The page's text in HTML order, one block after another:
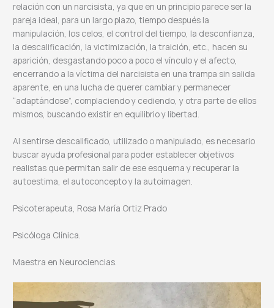
relación con un narcisista, ya que en un principio parece ser la
pareja ideal, para un largo plazo, tiempo después la
manipulación, los celos, el control del tiempo, la desconfianza,
la descalificación, la victimización, la traición, etc., hacen su
aparición, desgastando poco a poco el vínculo y el afecto,
encerrando a la víctima del narcisista en una trampa sin salida
aparente, en una lucha de querer cambiar y permanecer
“adaptándose”, complaciendo y cediendo, y otra parte de ellos
mismos, buscando existir en equilibrio y libertad.
Al sentirse descalificado, utilizado o manipulado, es necesario
buscar ayuda profesional para poder establecer objetivos
realistas que permitan salir de ese esquema y recuperar la
autoestima, el autoconcepto y la autoimagen.
Psicoterapeuta, Rosa María Ortiz Prado
Psicóloga Clínica.
Maestra en Neurociencias.